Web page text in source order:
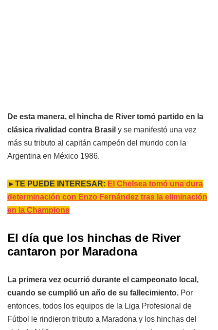
De esta manera, el hincha de River tomó partido en la
clásica rivalidad contra Brasil y se manifestó una vez
más su tributo al capitán campeón del mundo con la
Argentina en México 1986.
►TE PUEDE INTERESAR: El Chelsea tomó una dura
determinación con Enzo Fernández tras la eliminación
en la Champions
El día que los hinchas de River
cantaron por Maradona
La primera vez ocurrió durante el campeonato local,
cuando se cumplió un año de su fallecimiento. Por
entonces, todos los equipos de la Liga Profesional de
Fútbol le rindieron tributo a Maradona y los hinchas del